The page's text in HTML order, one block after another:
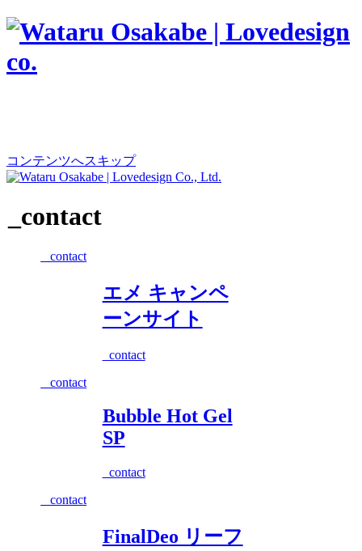
コンテンツへスキップ
_contact
_contact
エメ キャンペ
ーンサイト
_contact
_contact
Bubble Hot Gel
SP
_contact
_contact
FinalDeo リーフ